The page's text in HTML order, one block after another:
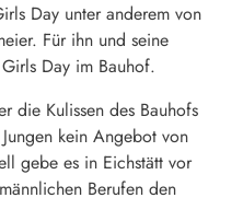
Day unter anderem von
Für ihn und seine
Day im Bauhof.
die Kulissen des Bauhofs
kein Angebot von
gebe es in Eichstätt vor
Berufen den